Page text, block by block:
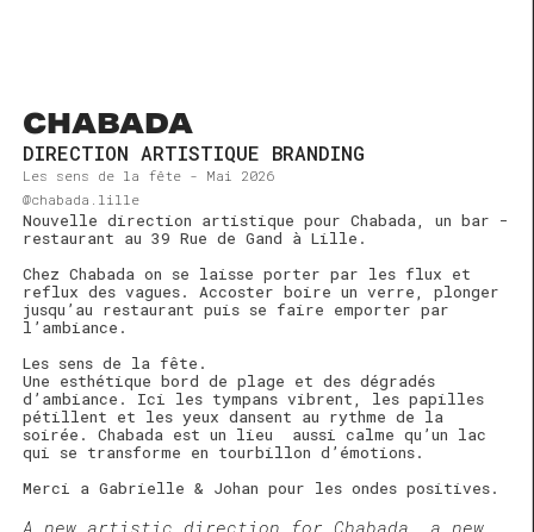
CHABADA
DIRECTION ARTISTIQUE BRANDING
Les sens de la fête - Mai 2026
@chabada.lille
Nouvelle direction artistique pour Chabada, un bar -
restaurant au 39 Rue de Gand à Lille.
Chez Chabada on se laisse porter par les flux et
reflux des vagues. Accoster boire un verre, plonger
jusqu’au restaurant puis se faire emporter par
l’ambiance.
Les sens de la fête.
Une esthétique bord de plage et des dégradés
d’ambiance. Ici les tympans vibrent, les papilles
pétillent et les yeux dansent au rythme de la
soirée. Chabada est un lieu aussi calme qu’un lac
qui se transforme en tourbillon d’émotions.
Merci a Gabrielle & Johan pour les ondes positives.
A new artistic direction for Chabada, a new